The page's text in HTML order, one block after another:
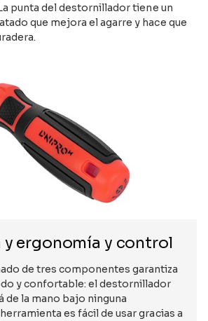
punta del destornillador tiene un
que mejora el agarre y hace que
y ergonomía y control
de tres componentes garantiza
y confortable: el destornillador
de la mano bajo ninguna
es fácil de usar gracias a